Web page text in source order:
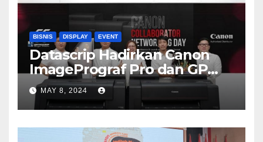
BISNIS DISPLAY EVENT
Datascrip Hadirkan Canon
ImagePrograf Pro dan GP
Series
MAY 8, 2024